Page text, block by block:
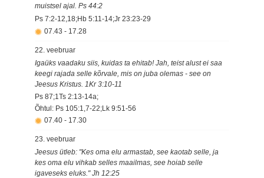
muistsel ajal. Ps 44:2
Ps 7:2-12,18;Hb 5:11-14;Jr 23:23-29
07.43 - 17.28
22. veebruar
Igaüks vaadaku siis, kuidas ta ehitab! Jah, teist alust ei saa
keegi rajada selle kõrvale, mis on juba olemas - see on
Jeesus Kristus. 1Kr 3:10-11
Ps 87;1Ts 2:13-14a;
Õhtul: Ps 105:1,7-22;Lk 9:51-56
07.40 - 17.30
23. veebruar
Jeesus ütleb: "Kes oma elu armastab, see kaotab selle, ja
kes oma elu vihkab selles maailmas, see hoiab selle
igaveseks eluks." Jh 12:25